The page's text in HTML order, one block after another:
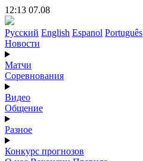
12:13 07.08
Русский English Espanol Português
Новости
Матчи
Соревнования
Видео
Общение
Разное
Конкурс прогнозов